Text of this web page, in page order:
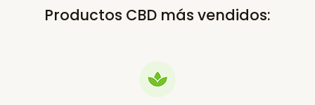
Productos CBD más vendidos: